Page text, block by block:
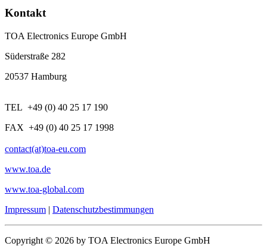
Kontakt
TOA Electronics Europe GmbH
Süderstraße 282
20537 Hamburg
TEL +49 (0) 40 25 17 190
FAX +49 (0) 40 25 17 1998
contact(at)toa-eu.com
www.toa.de
www.toa-global.com
Impressum | Datenschutzbestimmungen
Copyright © 2026 by TOA Electronics Europe GmbH